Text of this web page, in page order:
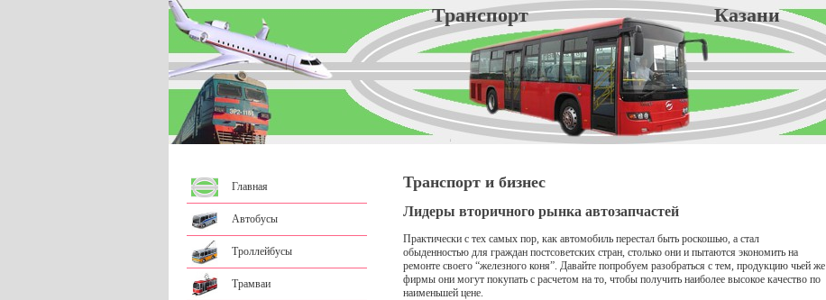
Транспорт Казани
Главная
Автобусы
Троллейбусы
Трамваи
Транспорт и бизнес
Лидеры вторичного рынка автозапчастей
Практически с тех самых пор, как автомобиль перестал быть роскошью, а стал
обыденностью для граждан постсоветских стран, столько они и пытаются экономить на
ремонте своего “железного коня”. Давайте попробуем разобраться с тем, продукцию чьей же
фирмы они могут покупать с расчетом на то, чтобы получить наиболее высокое качество по
наименьшей цене.